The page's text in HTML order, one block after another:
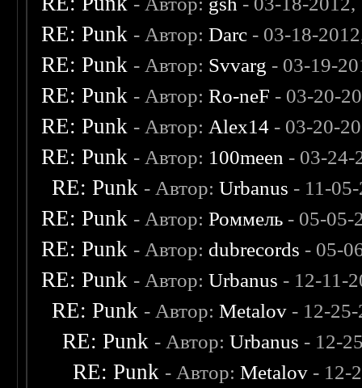
RE: Punk - Автор:Darc - 03-18-
RE: Punk - Автор: Svvarg - 03-19-
RE: Punk - Автор:Ro-neF - 03-20-
RE: Punk - Автор: Alex14 - 03-20-
RE: Punk - Автор: 100meen - 03-24-
RE: Punk - Автор:Urbanus - 11-
RE: Punk - Автор:Роммель - 05-05-
RE: Punk - Автор: dubrecords - 05-
RE: Punk - Автор:Urbanus - 12-11-
RE: Punk - Автор:Metalov - 12-
RE: Punk - Автор:Urbanus - 12-
RE: Punk - Автор:Metalov - 12-